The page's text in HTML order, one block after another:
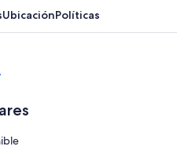
UbicaciónPolíticas